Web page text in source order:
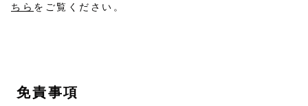
ちら をご覧ください。
免責事項